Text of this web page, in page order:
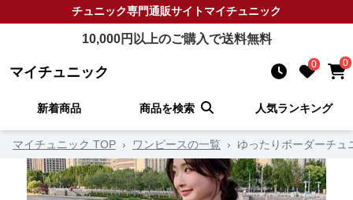
チュニック専門通販サイトマイチュニック
10,000円以上のご購入で送料無料
マイチュニック 0 0
新着商品 商品を検索 人気ランキング
マイチュニック TOP › ワンピースの一覧 › ゆったりボーダーチュ